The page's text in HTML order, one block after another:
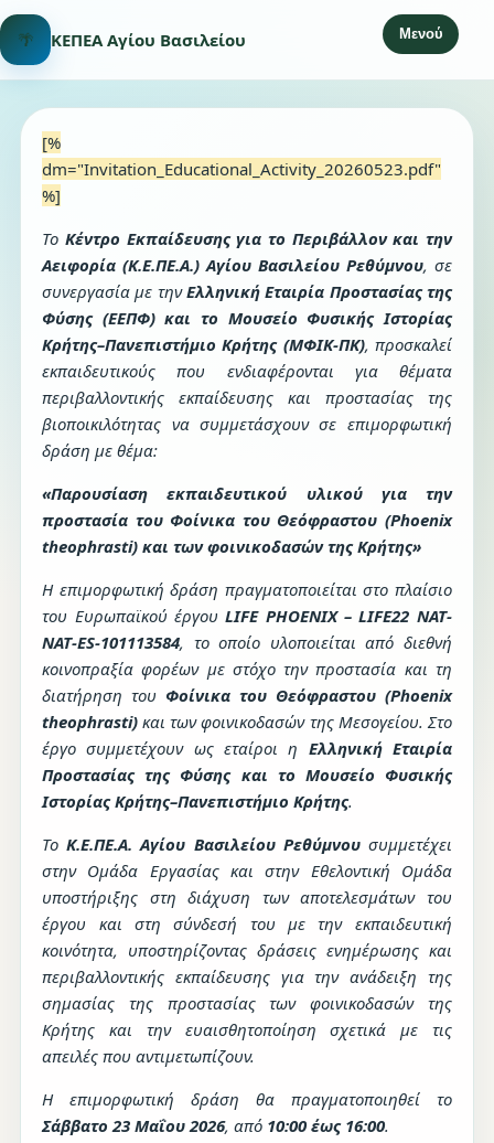
🌴 ΚΕΠΕΑ Αγίου Βασιλείου Μενού
[%
dm="Invitation_Educational_Activity_20260523.pdf"
%]
Το Κέντρο Εκπαίδευσης για το Περιβάλλον και την
Αειφορία (Κ.Ε.ΠΕ.Α.) Αγίου Βασιλείου Ρεθύμνου, σε
συνεργασία με τηνΕλληνική Εταιρία Προστασίας της
Φύσης (ΕΕΠΦ) και το Μουσείο Φυσικής Ιστορίας
Κρήτης–Πανεπιστήμιο Κρήτης (ΜΦΙΚ-ΠΚ), προσκαλεί
εκπαιδευτικούς που ενδιαφέρονται για θέματα
περιβαλλοντικής εκπαίδευσης και προστασίας της
βιοποικιλότητας να συμμετάσχουν σε επιμορφωτική
δράση με θέμα:
«Παρουσίαση εκπαιδευτικού υλικού για την
προστασία του Φοίνικα του Θεόφραστου (Phoenix
theophrasti) και των φοινικοδασών της Κρήτης»
Η επιμορφωτική δράση πραγματοποιείται στο πλαίσιο
του Ευρωπαϊκού έργουLIFE PHOENIX–LIFE22 NAT-
NAT-ES-101113584, το οποίο υλοποιείται από διεθνή
κοινοπραξία φορέων με στόχο την προστασία και τη
διατήρηση του Φοίνικα του Θεόφραστου (Phoenix
theophrasti) και των φοινικοδασών της Μεσογείου. Στο
έργο συμμετέχουν ως εταίροι η Ελληνική Εταιρία
Προστασίας της Φύσης και το Μουσείο Φυσικής
Ιστορίας Κρήτης–Πανεπιστήμιο Κρήτης.
ΤοΚ.Ε.ΠΕ.Α. Αγίου Βασιλείου Ρεθύμνουσυμμετέχει
στην Ομάδα Εργασίας και στην Εθελοντική Ομάδα
υποστήριξης στη διάχυση των αποτελεσμάτων του
έργου και στη σύνδεσή του με την εκπαιδευτική
κοινότητα, υποστηρίζοντας δράσεις ενημέρωσης και
περιβαλλοντικής εκπαίδευσης για την ανάδειξη της
σημασίας της προστασίας των φοινικοδασών της
Κρήτης και την ευαισθητοποίηση σχετικά με τις
απειλές που αντιμετωπίζουν.
Η επιμορφωτική δράση θα πραγματοποιηθεί το
Σάββατο 23 Μαΐου 2026, από 10:00 έως 16:00.